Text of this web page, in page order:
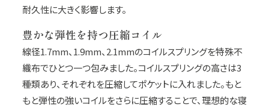
耐久性に大きく影響します。
豊かな弾性を持つ圧縮コイル
線径1.7mm、1.9mm、2.1mmのコイルスプリングを特殊不
織布でひとつ一つ包みました。コイルスプリングの高さは3
種類あり、それぞれを圧縮してポケットに入れました。もと
もと弾性の強いコイルをさらに圧縮することで、理想的な寝